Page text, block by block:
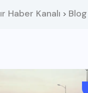
Haber Kanalı > Blog